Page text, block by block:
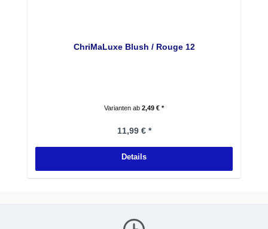
ChriMaLuxe Blush / Rouge 12
Varianten ab 2,49 € *
Regulärer Preis:
11,99 € *
Details